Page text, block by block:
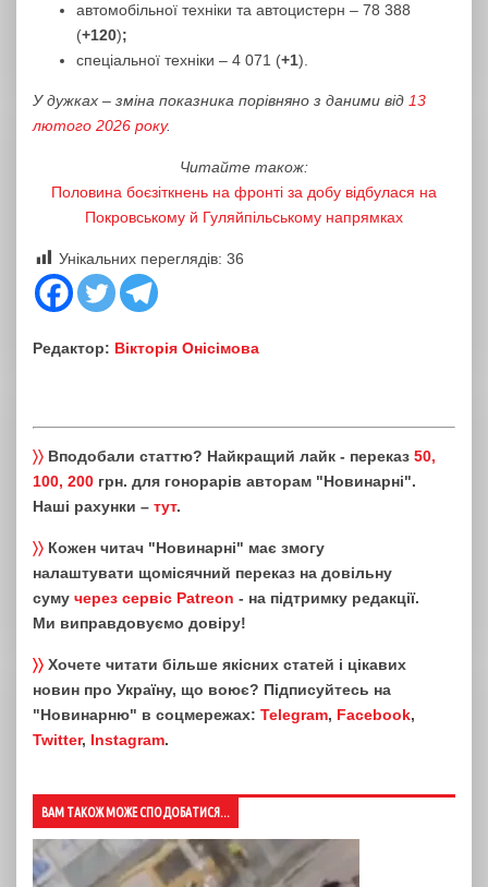
автомобільної техніки та автоцистерн – 78 388
(+120);
спеціальної техніки ‒ 4 071 (+1).
У дужках – зміна показника порівняно з даними від 13
лютого 2026 року.
Читайте також:
Половина боєзіткнень на фронті за добу відбулася на
Покровському й Гуляйпільському напрямках
Унікальних переглядів: 36
Редактор: Вікторія Онісімова
〉〉 Вподобали статтю? Найкращий лайк - переказ 50,
100, 200 грн. для гонорарів авторам "Новинарні".
Наші рахунки – тут.
〉〉 Кожен читач "Новинарні" має змогу
налаштувати щомісячний переказ на довільну
суму через сервіс Patreon - на підтримку редакції.
Ми виправдовуємо довіру!
〉〉 Хочете читати більше якісних статей і цікавих
новин про Україну, що воює? Підписуйтесь на
"Новинарню" в соцмережах: Telegram, Facebook,
Twitter, Instagram.
ВАМ ТАКОЖ МОЖЕ СПОДОБАТИСЯ...